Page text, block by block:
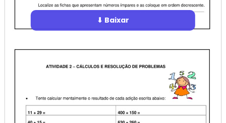
⬇ Baixar